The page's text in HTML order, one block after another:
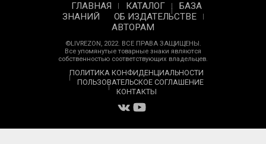
ГЛАВНАЯ КАТАЛОГ
БАЗА
ЗНАНИЙ
ОБ ИЗДАТЕЛЬСТВЕ
АВТОРАМ
©LIVREZON, 2022. ВСЕ ПРАВА ЗАЩИЩЕНЫ.
Все упомянутые товарные знаки являются
собственностью соответствующих владельцев.
ПОЛИТИКА КОНФИДЕНЦИАЛЬНОСТИ
ПОЛЬЗОВАТЕЛЬСКОЕ СОГЛАШЕНИЕ
КОНТАКТЫ